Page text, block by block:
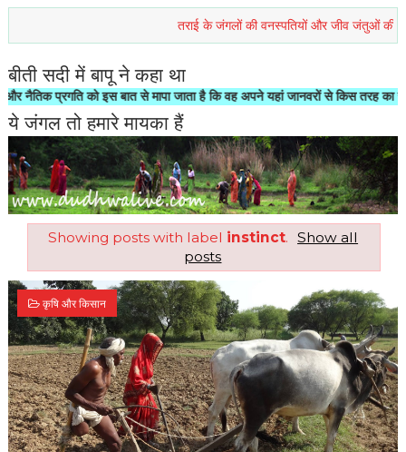
तराई के जंगलों की वनस्पतियों और जीव जंतुओं की रिहाइश
बीती सदी में बापू ने कहा था
प्रगति को इस बात से मापा जाता है कि वह अपने यहां जानवरों से किस तरह का सलूक करता
ये जंगल तो हमारे मायका हैं
Showing posts with label instinct. Show all
posts
कृषि और किसान